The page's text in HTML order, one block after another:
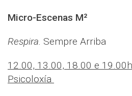
Micro-Escenas M²
Respira. Sempre Arriba
12.00, 13.00, 18.00 e
Psicoloxía